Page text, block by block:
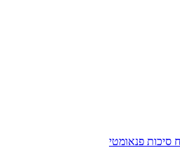
סיכות פנאומטי